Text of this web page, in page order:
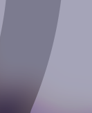
CGデザイン